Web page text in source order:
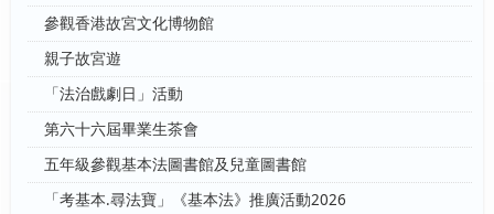
參觀香港故宮文化博物館
親子故宮遊
「法治戲劇日」活動
第六十六屆畢業生茶會
五年級參觀基本法圖書館及兒童圖書館
「考基本.尋法寶」《基本法》推廣活動2026